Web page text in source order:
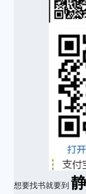
想要找书就要到